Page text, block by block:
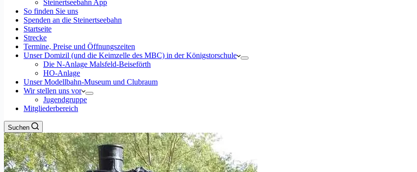
Steinertseebahn App
So finden Sie uns
Spenden an die Steinertseebahn
Startseite
Strecke
Termine, Preise und Öffnungszeiten
Unser Domizil (und die Keimzelle des MBC) in der Königstorschule
Die N-Anlage Malsfeld-Beiseförth
HO-Anlage
Unser Modellbahn-Museum und Clubraum
Wir stellen uns vor
Jugendgruppe
Mitgliederbereich
Suchen